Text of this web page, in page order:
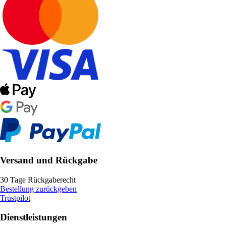
Versand und Rückgabe
30 Tage Rückgaberecht
Bestellung zurückgeben
Trustpilot
Dienstleistungen